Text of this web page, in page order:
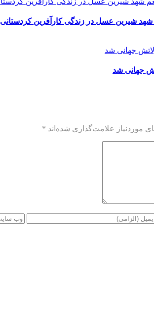
شهد شیرین عسل‌ در زندگی کارآفرین کردستانی
جهانی شد
موردنیاز علامت‌گذاری شده‌اند *